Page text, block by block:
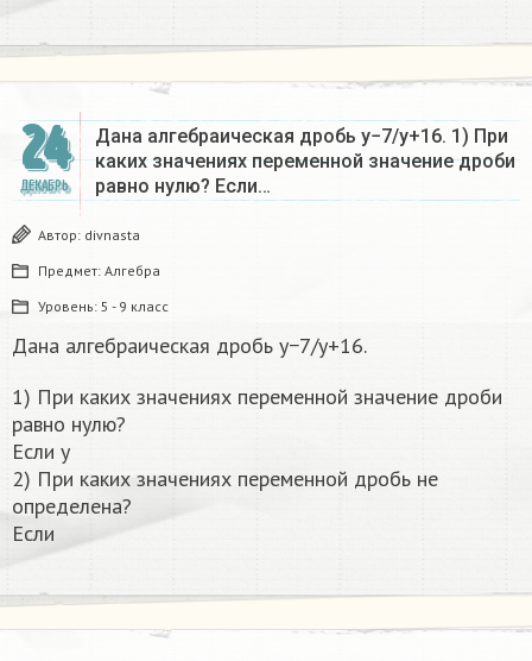
24
ДЕКАБРЬ
Дана алгебраическая дробь y−7/y+16. 1) При
каких значениях переменной значение дроби
равно нулю? Если…
Автор: divnasta
Предмет: Алгебра
Уровень: 5 - 9 класс
Дана алгебраическая дробь y−7/y+16.
1) При каких значениях переменной значение дроби
равно нулю?
Если y
2) При каких значениях переменной дробь не
определена?
Если